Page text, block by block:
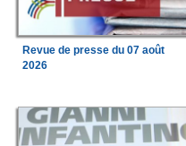
Revue de presse du 07 août
2026